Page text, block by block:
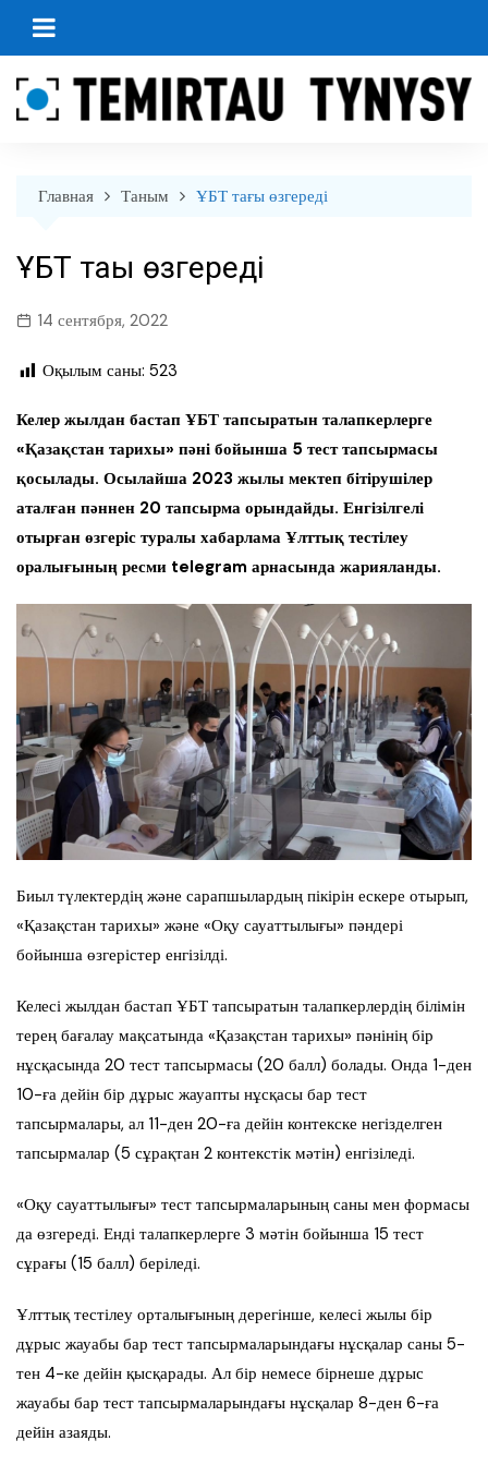
перейти
Главная Таным ҰБТ тағы өзгереді
ҰБТ тағы өзгереді
14 сентября, 2022
Оқылым саны: 523
Келер жылдан бастап ҰБТ тапсыратын талапкерлерге
«Қазақстан тарихы» пәні бойынша 5 тест тапсырмасы
қосылады. Осылайша 2023 жылы мектеп бітірушілер
аталған пәннен 20 тапсырма орындайды. Енгізілгелі
отырған өзгеріс туралы хабарлама Ұлттық тестілеу
оралығының ресми telegram арнасында жарияланды.
Биыл түлектердің және сарапшылардың пікірін ескере отырып,
«Қазақстан тарихы» және «Оқу сауаттылығы» пәндері
бойынша өзгерістер енгізілді.
Келесі жылдан бастап ҰБТ тапсыратын талапкерлердің білімін
терең бағалау мақсатында «Қазақстан тарихы» пәнінің бір
нұсқасында 20 тест тапсырмасы (20 балл) болады. Онда 1-ден
10-ға дейін бір дұрыс жауапты нұсқасы бар тест
тапсырмалары, ал 11-ден 20-ға дейін контекске негізделген
тапсырмалар (5 сұрақтан 2 контекстік мәтін) енгізіледі.
«Оқу сауаттылығы» тест тапсырмаларының саны мен формасы
да өзгереді. Енді талапкерлерге 3 мәтін бойынша 15 тест
сұрағы (15 балл) беріледі.
Ұлттық тестілеу орталығының дерегінше, келесі жылы бір
дұрыс жауабы бар тест тапсырмаларындағы нұсқалар саны 5-
тен 4-ке дейін қысқарады. Ал бір немесе бірнеше дұрыс
жауабы бар тест тапсырмаларындағы нұсқалар 8-ден 6-ға
дейін азаяды.